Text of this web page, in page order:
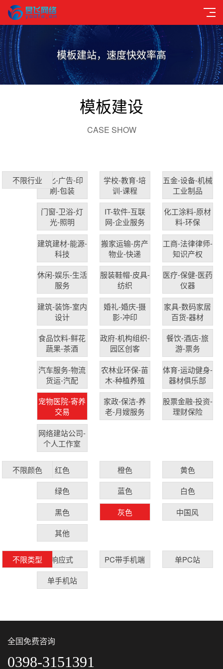
模板建站，速度快效率高
模板建设
CASE SHOW
不限行业文化-广告-印
刷-包装
学校-教育-培
训-课程
五金-设备-机械
工业制品
门窗-卫浴-灯
光-照明
IT-软件-互联
网-企业服务
化工涂料-原材
料-环保
建筑建材-能源-
科技
搬家运输-房产
物业-快递
工商-法律律师-
知识产权
休闲-娱乐-生活
服务
服装鞋帽-皮具-
纺织
医疗-保健-医药
仪器
建筑-装饰-室内
设计
婚礼-婚庆-摄
影-冲印
家具-数码家居
百货-器材
食品饮料-鲜花
蔬果-茶酒
政府-机构组织-
园区创客
餐饮-酒店-旅
游-票务
汽车服务-物流
货运-汽配
农林业环保-苗
木-种植养殖
体育-运动健身-
器材俱乐部
宠物医院-寄养
交易
家政-保洁-养
老-月嫂服务
股票金融-投资-
理财保险
网络建站公司-
个人工作室
不限颜色 红色 橙色 黄色
绿色 蓝色 白色
黑色 灰色 中国风
其他
不限类型 响应式 PC带手机端 单PC站
单手机站
全国免费咨询
0398-3151391